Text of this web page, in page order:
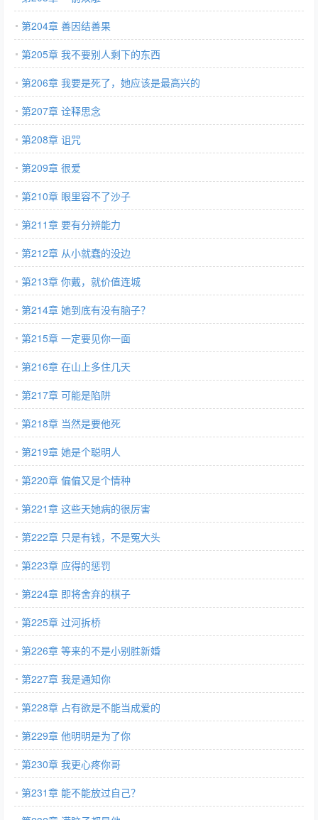
第204章 善因结善果
第205章 我不要别人剩下的东西
第206章 我要是死了，她应该是最高兴的
第207章 诠释思念
第208章 诅咒
第209章 很爱
第210章 眼里容不了沙子
第211章 要有分辨能力
第212章 从小就蠢的没边
第213章 你戴，就价值连城
第214章 她到底有没有脑子？
第215章 一定要见你一面
第216章 在山上多住几天
第217章 可能是陷阱
第218章 当然是要他死
第219章 她是个聪明人
第220章 偏偏又是个情种
第221章 这些天她病的很厉害
第222章 只是有钱，不是冤大头
第223章 应得的惩罚
第224章 即将舍弃的棋子
第225章 过河拆桥
第226章 等来的不是小别胜新婚
第227章 我是通知你
第228章 占有欲是不能当成爱的
第229章 他明明是为了你
第230章 我更心疼你哥
第231章 能不能放过自己？